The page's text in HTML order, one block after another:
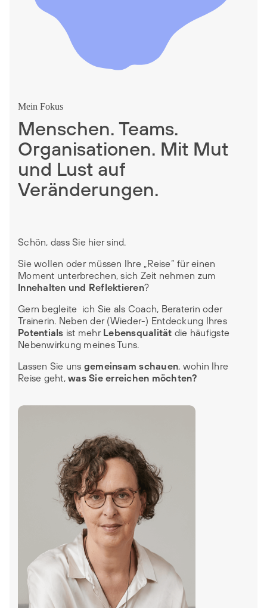
Mein Fokus
Menschen. Teams.
Organisationen. Mit Mut
und Lust auf
Veränderungen.
Schön, dass Sie hier sind.
Sie wollen oder müssen Ihre „Reise“ für einen
Moment unterbrechen, sich Zeit nehmen zum
Innehalten und Reflektieren?
Gern begleite ich Sie als Coach, Beraterin oder
Trainerin. Neben der (Wieder-) Entdeckung Ihres
Potentials ist mehr Lebensqualität die häufigste
Nebenwirkung meines Tuns.
Lassen Sie uns gemeinsam schauen, wohin Ihre
Reise geht, was Sie erreichen möchten?